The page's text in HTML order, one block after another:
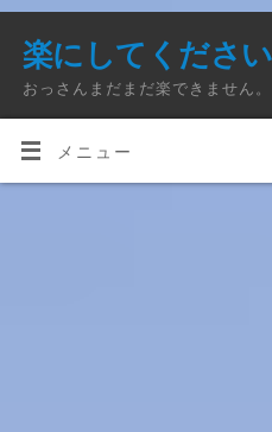
楽にしてください
おっさんまだまだ楽できません。
メニュー